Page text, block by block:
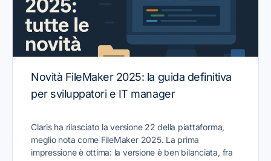
Novità FileMaker 2025: la guida definitiva
per sviluppatori e IT manager
Claris ha rilasciato la versione 22 della piattaforma,
meglio nota come FileMaker 2025. La prima
impressione è ottima: la versione è ben bilanciata, fra